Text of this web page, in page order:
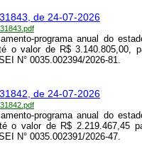
de 24-07-2026
programa anual do
o valor de R$ 3.140.805,00,
N° 0035.002394/2026-81.
de 24-07-2026
programa anual do
o valor de R$ 2.219.467,45
N° 0035.002391/2026-47.